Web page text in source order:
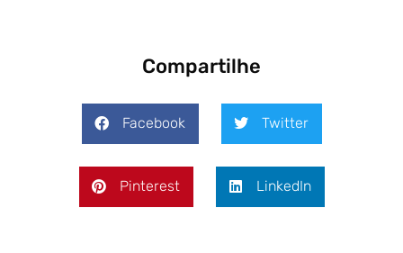
Compartilhe
Facebook Twitter
Pinterest LinkedIn